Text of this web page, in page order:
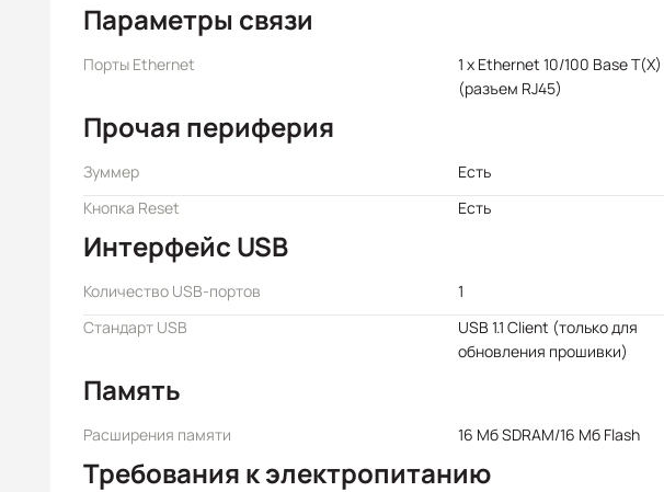
Параметры связи
Порты Ethernet
1 x Ethernet 10/100 Base T(X)
(разъем RJ45)
Прочая периферия
Зуммер
Есть
Кнопка Reset
Есть
Интерфейс USB
Количество USB-портов
1
Стандарт USB
USB 1.1 Client (только для
обновления прошивки)
Память
Расширения памяти 16 Мб SDRAM/16 Мб Flash
Требования к электропитанию